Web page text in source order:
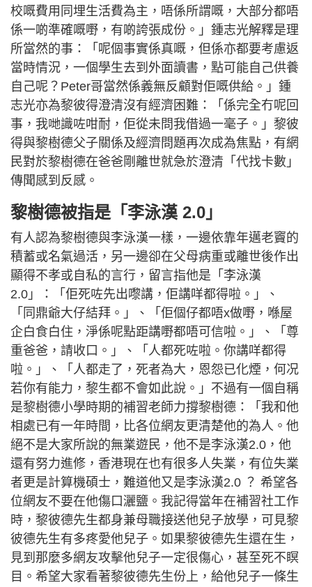
校嘅費用同埋生活費為主，唔係所謂嘅，大部分都唔
係一啲準確嘅嘢，有啲誇張成份。」鍾志光解釋是理
所當然的事：「呢個事實係真嘅，但係亦都要考慮返
當時情況，一個學生去到外面讀書，點可能自己供養
自己呢？Peter哥當然係義無反顧對佢嘅供給。」鍾
志光亦為黎彼得澄清沒有經濟困難：「係完全冇呢回
事，我哋識咗咁耐，佢從未問我借過一毫子。」黎彼
得與黎樹德父子關係及經濟問題再次成為焦點，有網
民對於黎樹德在爸爸剛離世就急於澄清「代找卡數」
傳聞感到反感。
黎樹德被指是「李泳漢 2.0」
有人認為黎樹德與李泳漢一樣，一邊依靠年邁老竇的
積蓄或名氣過活，另一邊卻在父母病重或離世後作出
顯得不孝或自私的言行，留言指他是「李泳漢
2.0」：「佢死咗先出嚟講，佢講咩都得啦。」、
「同鼎爺大仔結拜。」、「佢個仔都唔x做嘢，喺屋
企白食白住，淨係呢點距講嘢都唔可信啦。」、「尊
重爸爸，請收口。」、「人都死咗啦。你講咩都得
啦。」、「人都走了，死者為大，恩怨已化煙，何况
若你有能力，黎生都不會如此說。」不過有一個自稱
是黎樹德小學時期的補習老師力撐黎樹德：「我和他
相處已有一年時間，比各位網友更清楚他的為人。他
絕不是大家所說的無業遊民，他不是李泳漢2.0，他
還有努力進修，香港現在也有很多人失業，有位失業
者更是計算機碩士，難道他又是李泳漢2.0 ？ 希望各
位網友不要在他傷口灑鹽。我記得當年在補習社工作
時，黎彼德先生都身兼母職接送他兒子放學，可見黎
彼德先生有多疼愛他兒子。如果黎彼德先生還在生，
見到那麼多網友攻擊他兒子一定很傷心，甚至死不瞑
目。希望大家看著黎彼德先生份上，給他兒子一條生